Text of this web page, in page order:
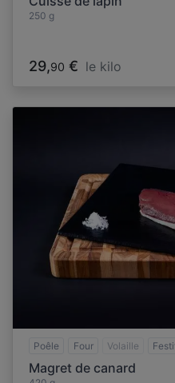
250 g
29,90 € le kilo
Poêle Four Volaille
Magret de canard